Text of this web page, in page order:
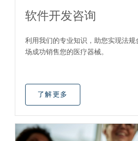
软件开发咨询
利用我们的专业知识，助您实现法
场成功销售您的医疗器械。
了解更多